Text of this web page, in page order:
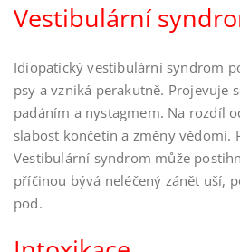
Vestibulární
Idiopatický vestibulární syndrom
psy a vzniká perakutně. Projevuje
padáním a nystagmem. Na rozdíl
slabost končetin a změny vědomí.
Vestibulární syndrom může
příčinou bývá neléčený zánět uší,
pod.